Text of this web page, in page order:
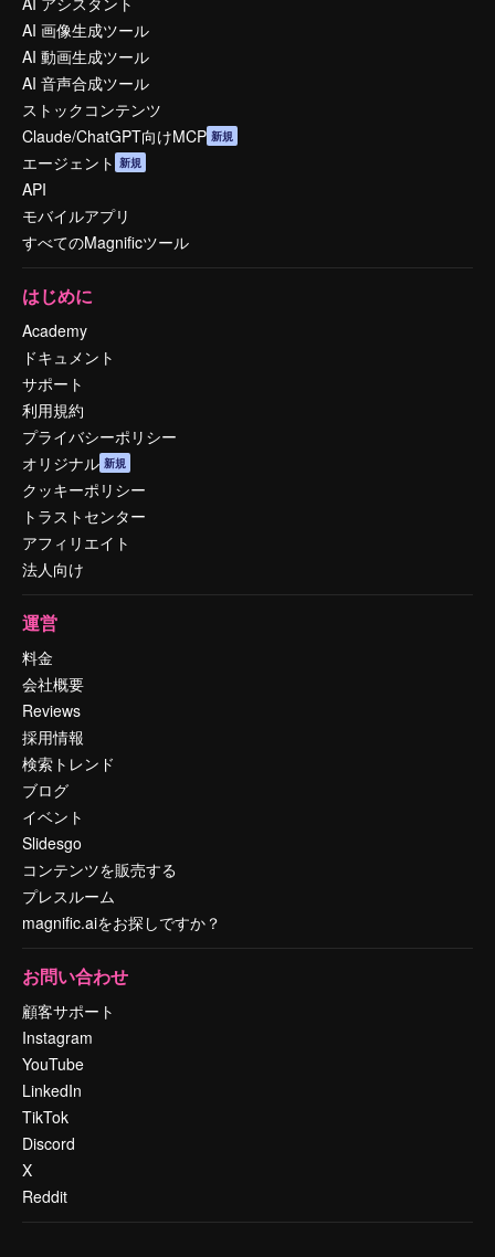
AI 画像生成ツール
AI 動画生成ツール
AI 音声合成ツール
ストックコンテンツ
Claude/ChatGPT向けMCP 新規
エージェント 新規
API
モバイルアプリ
すべてのMagnificツール
はじめに
Academy
ドキュメント
サポート
利用規約
プライバシーポリシー
オリジナル 新規
クッキーポリシー
トラストセンター
アフィリエイト
法人向け
運営
料金
会社概要
Reviews
採用情報
検索トレンド
ブログ
イベント
Slidesgo
コンテンツを販売する
プレスルーム
magnific.aiをお探しですか？
お問い合わせ
顧客サポート
Instagram
YouTube
LinkedIn
TikTok
Discord
X
Reddit